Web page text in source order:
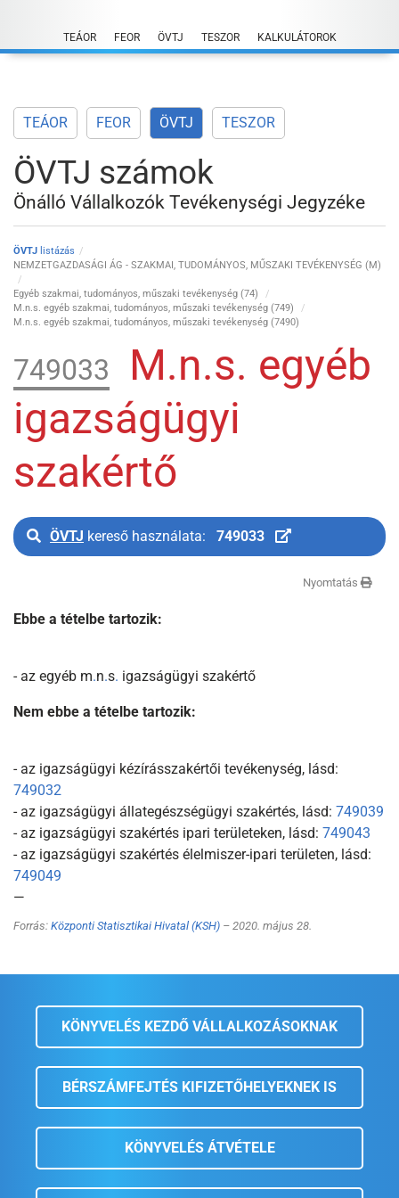
content
TEÁOR FEOR ÖVTJ TESZOR KALKULÁTOROK
TEÁOR FEOR ÖVTJ TESZOR
ÖVTJ számok
Önálló Vállalkozók Tevékenységi Jegyzéke
ÖVTJ listázás
NEMZETGAZDASÁGI ÁG - SZAKMAI, TUDOMÁNYOS, MŰSZAKI TEVÉKENYSÉG (M)
Egyéb szakmai, tudományos, műszaki tevékenység (74)
M.n.s. egyéb szakmai, tudományos, műszaki tevékenység (749)
M.n.s. egyéb szakmai, tudományos, műszaki tevékenység (7490)
749033
M.n.s. egyéb
igazságügyi
szakértő
ÖVTJ kereső használata: 749033
Nyomtatás
Ebbe a tételbe tartozik:
- az egyéb m.n.s. igazságügyi szakértő
Nem ebbe a tételbe tartozik:
- az igazságügyi kézírásszakértői tevékenység, lásd:
749032
- az igazságügyi állategészségügyi szakértés, lásd: 749039
- az igazságügyi szakértés ipari területeken, lásd: 749043
- az igazságügyi szakértés élelmiszer-ipari területen, lásd:
749049
—
Forrás: Központi Statisztikai Hivatal (KSH) – 2020. május 28.
KÖNYVELÉS KEZDŐ VÁLLALKOZÁSOKNAK
BÉRSZÁMFEJTÉS KIFIZETŐHELYEKNEK IS
KÖNYVELÉS ÁTVÉTELE